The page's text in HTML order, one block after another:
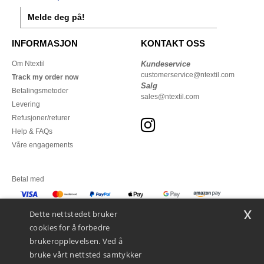
Melde deg på!
INFORMASJON
Om Ntextil
Track my order now
Betalingsmetoder
Levering
Refusjoner/returer
Help & FAQs
Våre engagements
KONTAKT OSS
Kundeservice
customerservice@ntextil.com
Salg
sales@ntextil.com
Betal med
Dette nettstedet bruker
cookies for å forbedre
brukeropplevelsen. Ved å
bruke vårt nettsted samtykker
x